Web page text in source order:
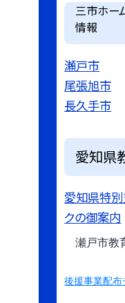
三市ホー
情報
瀬戸市
尾張旭市
長久手市
愛知県
愛知県特
クの御案内
瀬戸市教
後援事業配布